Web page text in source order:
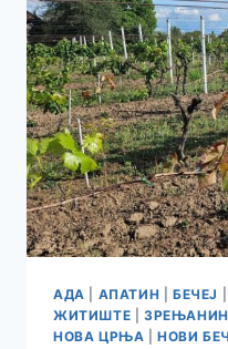
НА
СНАЗИ
ЦРВЕНИ
МЕТЕО-
АЛАРМ
АДА АПАТИН БЕЧЕЈ
ЖИТИШТЕ
ЗРЕЊАНИН
НОВА ЦРЊА |НОВИ